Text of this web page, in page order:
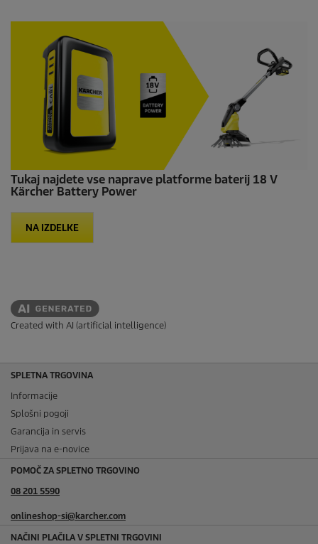
Tukaj najdete vse naprave platforme baterij 18 V
Kärcher Battery Power
NA IZDELKE
Created with AI (artificial intelligence)
SPLETNA TRGOVINA
Informacije
Splošni pogoji
Garancija in servis
Prijava na e-novice
POMOČ ZA SPLETNO TRGOVINO
08 201 5590
onlineshop-si@karcher.com
NAČINI PLAČILA V SPLETNI TRGOVINI